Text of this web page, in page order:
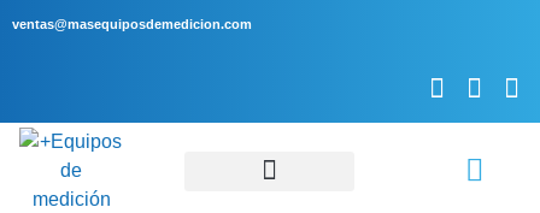
ventas@masequiposdemedicion.com